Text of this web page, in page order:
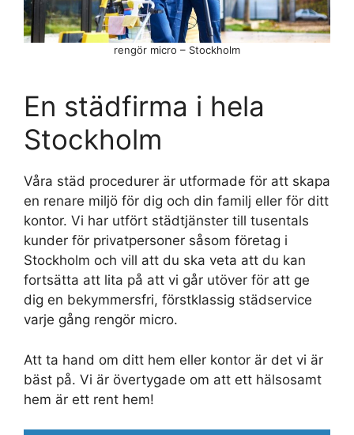
En städfirma i hela
Stockholm
Våra städ procedurer är utformade för att skapa
en renare miljö för dig och din familj eller för ditt
kontor. Vi har utfört städtjänster till tusentals
kunder för privatpersoner såsom företag i
Stockholm och vill att du ska veta att du kan
fortsätta att lita på att vi går utöver för att ge
dig en bekymmersfri, förstklassig städservice
varje gång rengör micro.
Att ta hand om ditt hem eller kontor är det vi är
bäst på. Vi är övertygade om att ett hälsosamt
hem är ett rent hem!
rengör micro – Stockholm